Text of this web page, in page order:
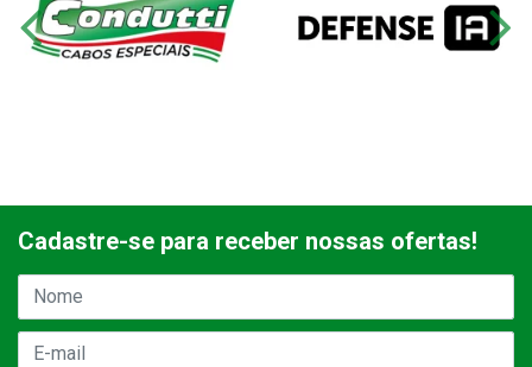
Cadastre-se para receber nossas ofertas!